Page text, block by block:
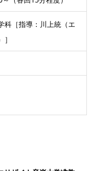
科［指導：川上統（エ